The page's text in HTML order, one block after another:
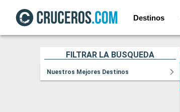
Destinos
FILTRAR LA BÚSQUEDA
Nuestros Mejores Destinos